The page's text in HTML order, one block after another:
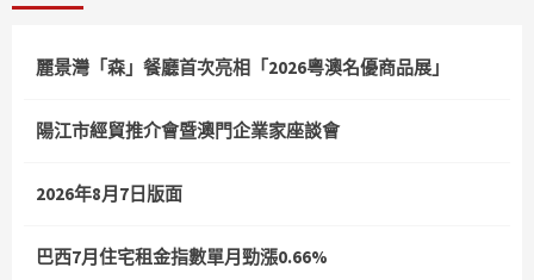
麗景灣「森」餐廳首次亮相「2026粵澳名優商品展」
陽江市經貿推介會暨澳門企業家座談會
2026年8月7日版面
巴西7月住宅租金指數單月勁漲0.66%